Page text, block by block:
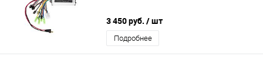
3 450 руб. / шт
Подробнее